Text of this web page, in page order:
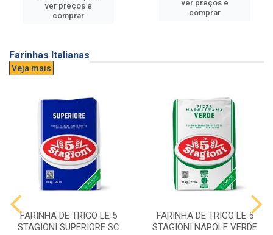
ver preços e
comprar
ver preços e
comprar
Farinhas Italianas
Veja mais
FARINHA DE TRIGO LE 5
STAGIONI SUPERIORE SC
FARINHA DE TRIGO LE 5
STAGIONI NAPOLE VERDE